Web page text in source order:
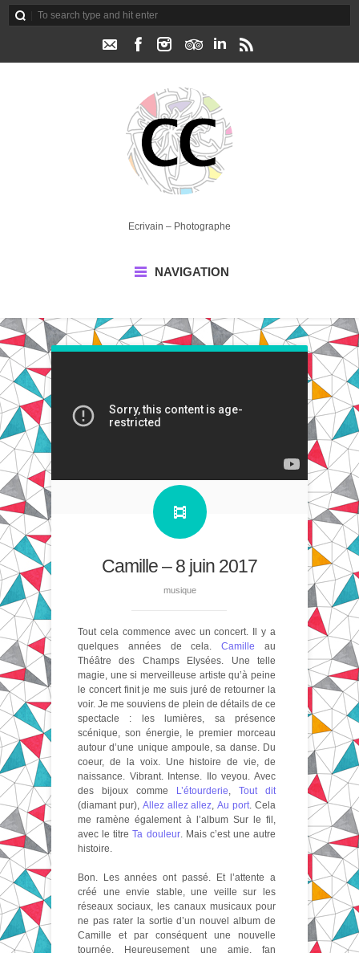
Ecrivain – Photographe
NAVIGATION
Camille – 8 juin 2017
musique
Tout cela commence avec un concert. Il y a
quelques années de cela.Camille au
Théâtre des Champs Elysées. Une telle
magie, une si merveilleuse artiste qu’à peine
le concert finit je me suis juré de retourner la
voir. Je me souviens de plein de détails de ce
spectacle : les lumières, sa présence
scénique, son énergie, le premier morceau
autour d’une unique ampoule, sa danse. Du
coeur, de la voix. Une histoire de vie, de
naissance. Vibrant. Intense. Ilo veyou. Avec
des bijoux comme
L’étourderie, Tout dit
(diamant pur), Allez allez allez,Au port. Cela
me ramène également à l’album Sur le fil,
avec le titreTa douleur. Mais c’est une autre
histoire.
Bon. Les années ont passé. Et l’attente a
créé une envie stable, une veille sur les
réseaux sociaux, les canaux musicaux pour
ne pas rater la sortie d’un nouvel album de
Camille et par conséquent une nouvelle
tournée. Heureusement une amie, fan